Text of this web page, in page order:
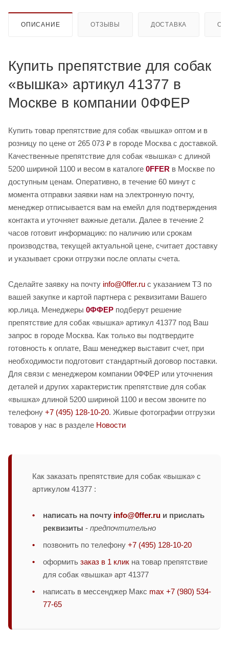
ОПИСАНИЕ ОТЗЫВЫ ДОСТАВКА
Купить препятствие для собак
«вышка» артикул 41377 в
Москве в компании 0ФФЕР
Купить товар препятствие для собак «вышка» оптом и в
розницу по цене от 265 073 ₽ в городе Москва с доставкой.
Качественные препятствие для собак «вышка» с длиной
5200 шириной 1100 и весом в каталоге 0FFER в Москве по
доступным ценам. Оперативно, в течение 60 минут с
момента отправки заявки нам на электронную почту,
менеджер отписывается вам на емейл для подтверждения
контакта и уточняет важные детали. Далее в течение 2
часов готовит информацию: по наличию или срокам
производства, текущей актуальной цене, считает доставку
и указывает сроки отгрузки после оплаты счета.
Сделайте заявку на почту info@0ffer.ru с указанием ТЗ по
вашей закупке и картой партнера с реквизитами Вашего
юр.лица. Менеджеры 0ФФЕР подберут решение
препятствие для собак «вышка» артикул 41377 под Ваш
запрос в городе Москва. Как только вы подтвердите
готовность к оплате, Ваш менеджер выставит счет, при
необходимости подготовит стандартный договор поставки.
Для связи с менеджером компании 0ФФЕР или уточнения
деталей и других характеристик препятствие для собак
«вышка» длиной 5200 шириной 1100 и весом звоните по
телефону +7 (495) 128-10-20. Живые фотографии отгрузки
товаров у нас в разделе Новости
Как заказать препятствие для собак «вышка» с
артикулом 41377 :
написать на почту info@0ffer.ru и прислать
реквизиты - предпочтительно
позвонить по телефону +7 (495) 128-10-20
оформить заказ в 1 клик на товар препятствие
для собак «вышка» арт 41377
написать в мессенджер Макс max +7 (980) 534-
77-65